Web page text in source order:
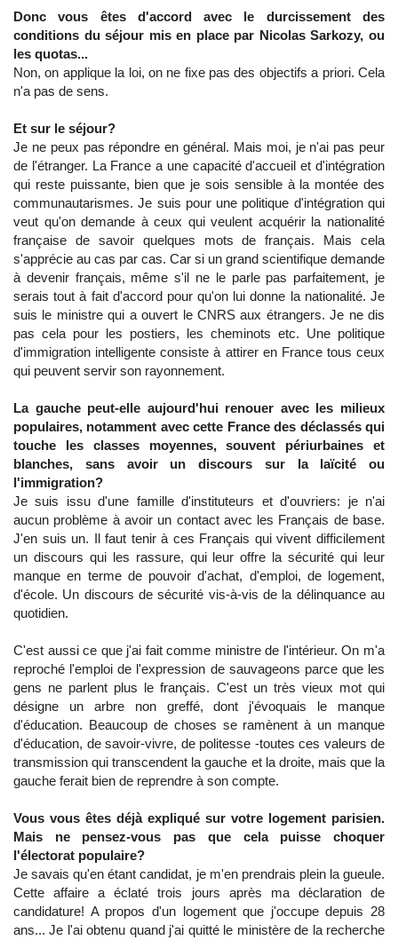
Donc vous êtes d'accord avec le durcissement des
conditions du séjour mis en place par Nicolas Sarkozy, ou
les quotas...
Non, on applique la loi, on ne fixe pas des objectifs a priori. Cela
n'a pas de sens.
Et sur le séjour?
Je ne peux pas répondre en général. Mais moi, je n'ai pas peur
de l'étranger. La France a une capacité d'accueil et d'intégration
qui reste puissante, bien que je sois sensible à la montée des
communautarismes. Je suis pour une politique d'intégration qui
veut qu'on demande à ceux qui veulent acquérir la nationalité
française de savoir quelques mots de français. Mais cela
s'apprécie au cas par cas. Car si un grand scientifique demande
à devenir français, même s'il ne le parle pas parfaitement, je
serais tout à fait d'accord pour qu'on lui donne la nationalité. Je
suis le ministre qui a ouvert le CNRS aux étrangers. Je ne dis
pas cela pour les postiers, les cheminots etc. Une politique
d'immigration intelligente consiste à attirer en France tous ceux
qui peuvent servir son rayonnement.
La gauche peut-elle aujourd'hui renouer avec les milieux
populaires, notamment avec cette France des déclassés qui
touche les classes moyennes, souvent périurbaines et
blanches, sans avoir un discours sur la laïcité ou
l'immigration?
Je suis issu d'une famille d'instituteurs et d'ouvriers: je n'ai
aucun problème à avoir un contact avec les Français de base.
J'en suis un. Il faut tenir à ces Français qui vivent difficilement
un discours qui les rassure, qui leur offre la sécurité qui leur
manque en terme de pouvoir d'achat, d'emploi, de logement,
d'école. Un discours de sécurité vis-à-vis de la délinquance au
quotidien.
C'est aussi ce que j'ai fait comme ministre de l'intérieur. On m'a
reproché l'emploi de l'expression de sauvageons parce que les
gens ne parlent plus le français. C'est un très vieux mot qui
désigne un arbre non greffé, dont j'évoquais le manque
d'éducation. Beaucoup de choses se ramènent à un manque
d'éducation, de savoir-vivre, de politesse -toutes ces valeurs de
transmission qui transcendent la gauche et la droite, mais que la
gauche ferait bien de reprendre à son compte.
Vous vous êtes déjà expliqué sur votre logement parisien.
Mais ne pensez-vous pas que cela puisse choquer
l'électorat populaire?
Je savais qu'en étant candidat, je m'en prendrais plein la gueule.
Cette affaire a éclaté trois jours après ma déclaration de
candidature! A propos d'un logement que j'occupe depuis 28
ans... Je l'ai obtenu quand j'ai quitté le ministère de la recherche